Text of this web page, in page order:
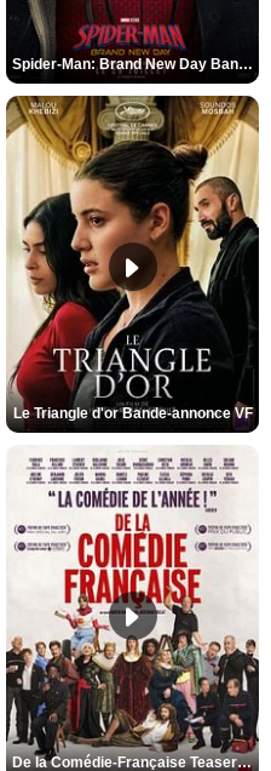
Spider-Man: Brand New Day Bande-annonce VO STFR
Le Triangle d'or Bande-annonce VF
De la Comédie-Française Teaser VF